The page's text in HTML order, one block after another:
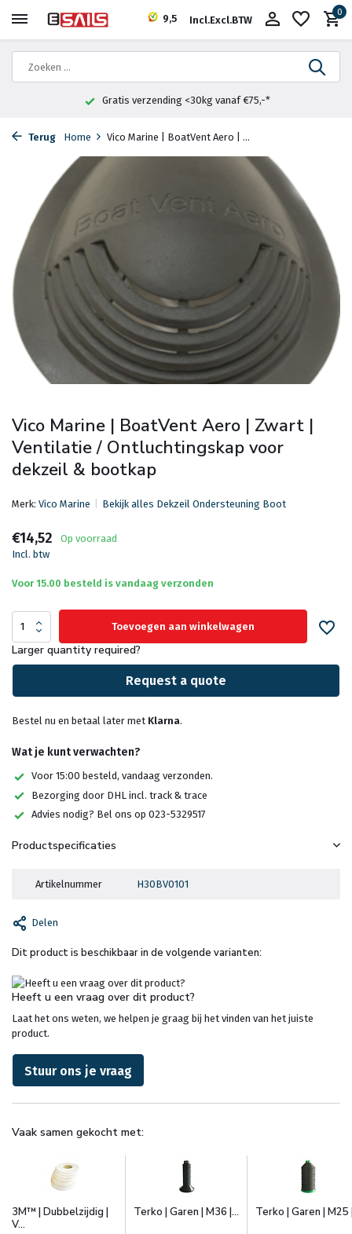
9,5 Incl.Excl.BTW
0
Gratis verzending <30kg vanaf €75,-*
Terug Home Vico Marine | BoatVent Aero | ...
Vico Marine | BoatVent Aero | Zwart |
Ventilatie / Ontluchtingskap voor
dekzeil & bootkap
Merk: Vico Marine Bekijk alles Dekzeil Ondersteuning Boot
€14,52
Op voorraad
Incl. btw
Voor 15.00 besteld is vandaag verzonden
Toevoegen aan winkelwagen
Larger quantity required?
Request a quote
Bestel nu en betaal later met Klarna.
Wat je kunt verwachten?
Voor 15:00 besteld, vandaag verzonden.
Bezorging door DHL incl. track & trace
Advies nodig? Bel ons op 023-5329517
Productspecificaties
Artikelnummer H30BV0101
Delen
Dit product is beschikbaar in de volgende varianten:
Heeft u een vraag over dit product?
Laat het ons weten, we helpen je graag bij het vinden van het juiste
product.
Stuur ons je vraag
Vaak samen gekocht met:
3M™ | Dubbelzijdig |
V...
Terko | Garen | M36 |... Terko | Garen | M25